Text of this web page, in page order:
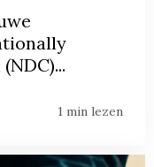
1 min lezen